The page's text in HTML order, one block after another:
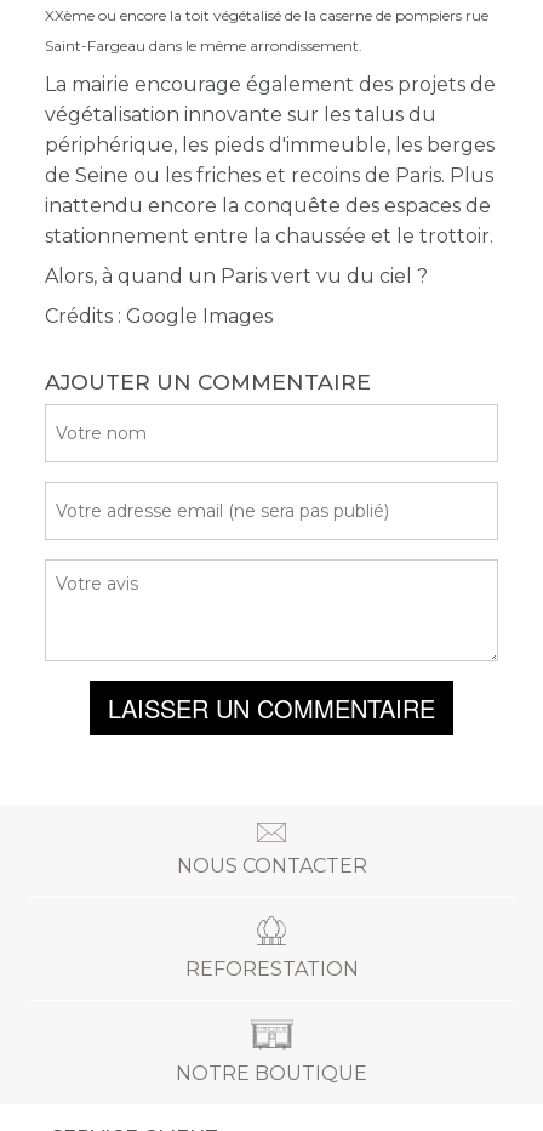
XXème ou encore la toit végétalisé de la caserne de pompiers rue
Saint-Fargeau dans le même arrondissement.
La mairie encourage également des projets de
végétalisation innovante sur les talus du
périphérique, les pieds d'immeuble, les berges
de Seine ou les friches et recoins de Paris. Plus
inattendu encore la conquête des espaces de
stationnement entre la chaussée et le trottoir.
Alors, à quand un Paris vert vu du ciel ?
Crédits : Google Images
AJOUTER UN COMMENTAIRE
LAISSER UN COMMENTAIRE
NOUS CONTACTER
REFORESTATION
NOTRE BOUTIQUE